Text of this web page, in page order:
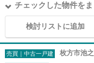
チェックした物件を
検討リストに追加
売買｜中古一戸建 枚方市池